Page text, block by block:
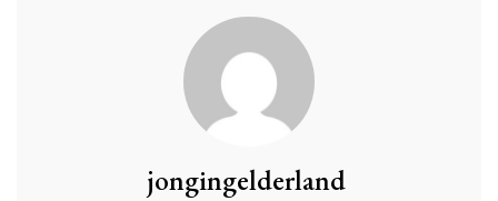
jongingelderland